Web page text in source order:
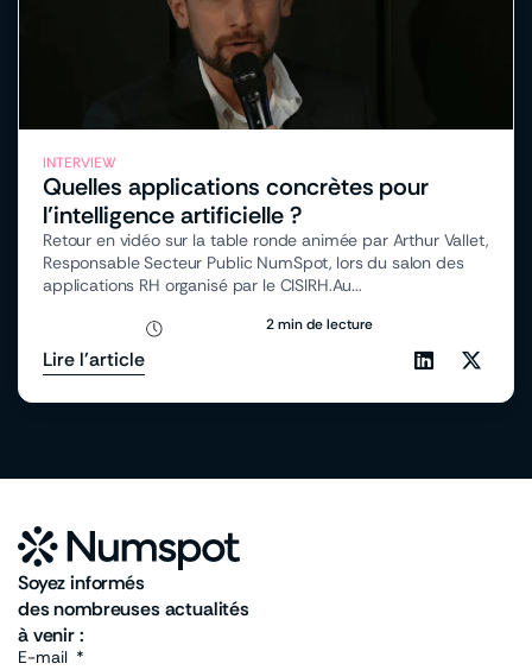
INTERVIEW
Quelles applications concrètes pour
l’intelligence artificielle ?
Retour en vidéo sur la table ronde animée par Arthur Vallet,
Responsable Secteur Public NumSpot, lors du salon des
applications RH organisé par le CISIRH.Au...
2 min de lecture
Lire l'article
Soyez informés
des nombreuses actualités
à venir :
E-mail